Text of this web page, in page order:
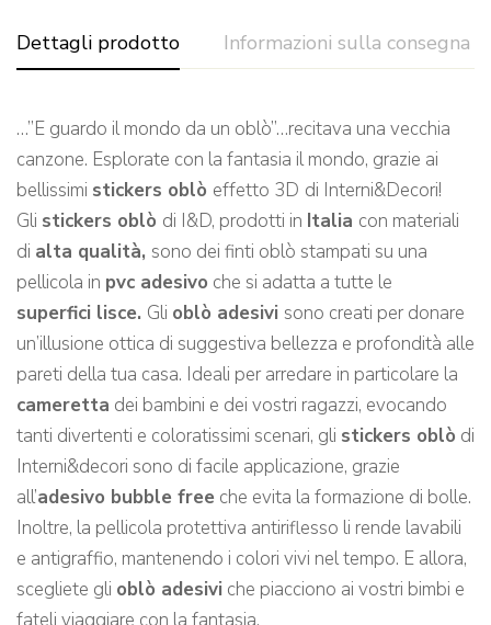
Dettagli prodotto Informazioni sulla consegna
…”E guardo il mondo da un oblò”…recitava una vecchia
canzone. Esplorate con la fantasia il mondo, grazie ai
bellissimi stickers oblò effetto 3D di Interni&Decori!
Gli stickers oblò di I&D, prodotti in Italia con materiali
di alta qualità, sono dei finti oblò stampati su una
pellicola in pvc adesivo che si adatta a tutte le
superfici lisce. Gli oblò adesivi sono creati per donare
un’illusione ottica di suggestiva bellezza e profondità alle
pareti della tua casa. Ideali per arredare in particolare la
cameretta dei bambini e dei vostri ragazzi, evocando
tanti divertenti e coloratissimi scenari, gli stickers oblò di
Interni&decori sono di facile applicazione, grazie
all’adesivo bubble free che evita la formazione di bolle.
Inoltre, la pellicola protettiva antiriflesso li rende lavabili
e antigraffio, mantenendo i colori vivi nel tempo. E allora,
scegliete gli oblò adesivi che piacciono ai vostri bimbi e